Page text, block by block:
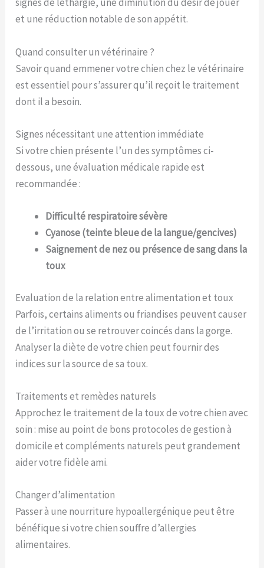
signes de léthargie, une diminution du désir de jouer
et une réduction notable de son appétit.
Quand consulter un vétérinaire ?
Savoir quand emmener votre chien chez le vétérinaire
est essentiel pour s’assurer qu’il reçoit le traitement
dont il a besoin.
Signes nécessitant une attention immédiate
Si votre chien présente l’un des symptômes ci-
dessous, une évaluation médicale rapide est
recommandée :
Difficulté respiratoire sévère
Cyanose (teinte bleue de la langue/gencives)
Saignement de nez ou présence de sang dans la
toux
Evaluation de la relation entre alimentation et toux
Parfois, certains aliments ou friandises peuvent causer
de l’irritation ou se retrouver coincés dans la gorge.
Analyser la diète de votre chien peut fournir des
indices sur la source de sa toux.
Traitements et remèdes naturels
Approchez le traitement de la toux de votre chien avec
soin : mise au point de bons protocoles de gestion à
domicile et compléments naturels peut grandement
aider votre fidèle ami.
Changer d’alimentation
Passer à une nourriture hypoallergénique peut être
bénéfique si votre chien souffre d’allergies
alimentaires.